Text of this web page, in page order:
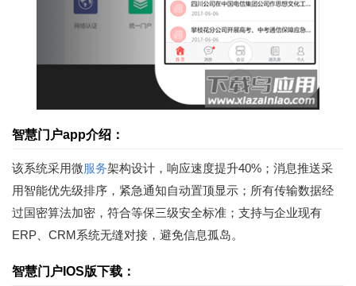
智慧门户app介绍：
该系统采用微服务架构设计，响应速度提升40%；消息推送采
用智能优先级排序，紧急通知自动置顶显示；所有传输数据经
过国密算法加密，符合等保三级安全标准；支持与企业现有
ERP、CRM系统无缝对接，避免信息孤岛。
智慧门户IOS版下载：